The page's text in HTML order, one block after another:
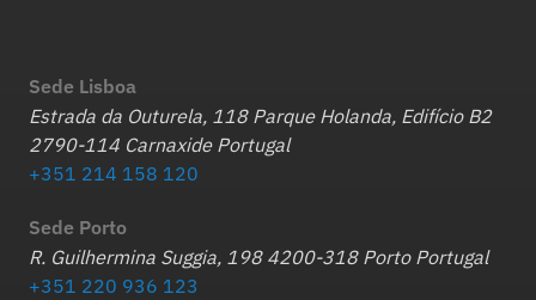
Sede Lisboa
Estrada da Outurela, 118 Parque Holanda, Edifício B2
2790-114 Carnaxide Portugal
+351 214 158 120
Sede Porto
R. Guilhermina Suggia, 198 4200-318 Porto Portugal
+351 220 936 123